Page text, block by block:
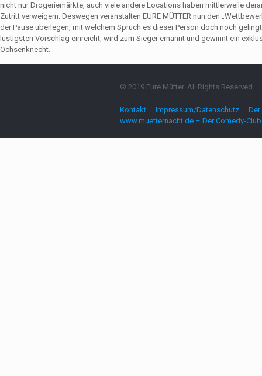
nicht nur Drogeriemärkte, auch viele andere Locations haben mittlerweile
Zutritt verweigern. Deswegen veranstalten EURE MÜTTER nun den
der Pause überlegen, mit welchem Spruch es dieser Person doch noch
lustigsten Vorschlag einreicht, wird zum Sieger ernannt und gewinnt ein
Ochsenknecht.
© 2019 Eure Mütter. All Rights Reserved.
Kontakt Impressum/Datenschutz
www.muetternacht.de – Der Comedy-Club